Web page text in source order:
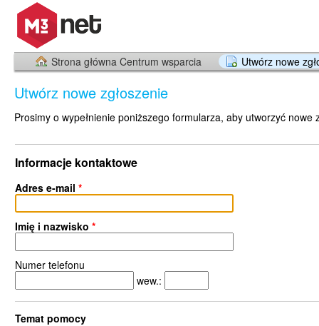
Strona główna Centrum wsparcia Utwórz nowe
Utwórz nowe zgłoszenie
Prosimy o wypełnienie poniższego formularza, aby utworzyć nowe
Informacje kontaktowe
Adres e-mail *
Imię i nazwisko *
Numer telefonu
wew.:
Temat pomocy